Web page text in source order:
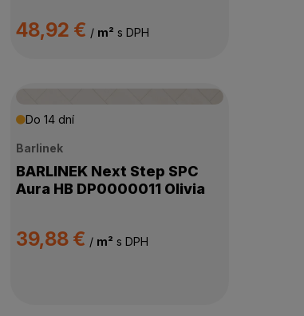
48,92 € / m² s DPH
Do 14 dní
Barlinek
BARLINEK Next Step SPC
Aura HB DP0000011 Olivia
39,88 € / m² s DPH